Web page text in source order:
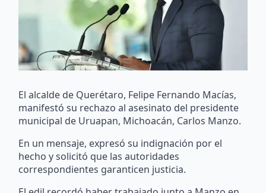
El alcalde de Querétaro, Felipe Fernando Macías,
manifestó su rechazo al asesinato del presidente
municipal de Uruapan, Michoacán, Carlos Manzo.
En un mensaje, expresó su indignación por el
hecho y solicitó que las autoridades
correspondientes garanticen justicia.